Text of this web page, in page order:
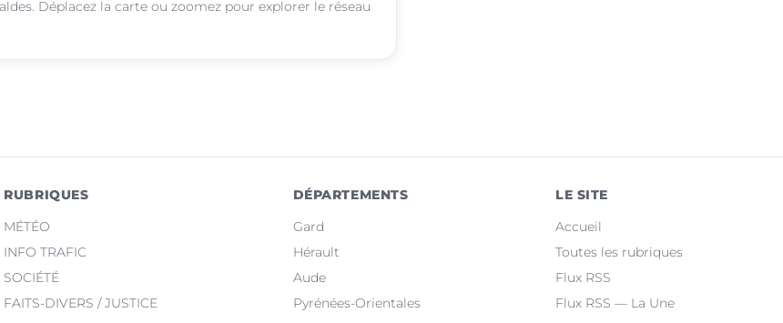
Déplacez la carte ou zoomez pour explorer le réseau
RUBRIQUES
MÉTÉO
INFO TRAFIC
SOCIÉTÉ
FAITS-DIVERS / JUSTICE
DÉPARTEMENTS
Gard
Hérault
Aude
Pyrénées-Orientales
LE SITE
Accueil
Toutes les rubriques
Flux RSS
Flux RSS — La Une